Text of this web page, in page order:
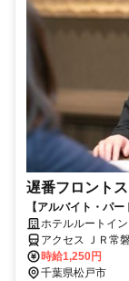
遅番フロント
【アルバイト・パ
迎！働きながら接客
ホテルルートイ
アクセス ＪＲ常
時給1,250円
千葉県松戸市